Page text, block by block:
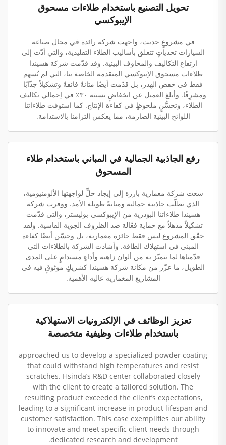
تحويل التصنيع باستخدام طلاءات مسحوق
الإيبوكسي
في مشروعٍ حديث، واجهت شركة رائدة في مجال صناعة
السيارات تحدياتٍ تتعلق بأساليب الطلاء التقليدية، والتي أدّت إلى
ارتفاع التكاليف والمخاوف البيئية. وقد قدّمت شركة هسيندا
طلاءات مسحوق الإيبوكسي المتقدمة الخاصة بنا، التي لم تُسهم
فقط في خفض الهدر، بل قدّمت أيضًا متانةً فائقةً وتشكيلاً جذّابًا
ومشرِقًا. وأبلغ العميل عن انخفاضٍ نسبته ٣٠٪ في إجمالي تكاليف
الطلاء، وتحسُّنٍ ملحوظٍ في كفاءة الإنتاج. كما استوفت طلاءاتنا
اللوائح البيئية الصارمة، مما يعكس التزامنا بالاستدامة.
رفع الجاذبية الجمالية في المباني باستخدام طلاء
المسحوق
سعت شركة معمارية بارزة إلى إيجاد حلٍّ لواجهتها الألومنيومية،
الذي تطلّب جاذبية جمالية ومتانةً طويلة الأمد. ووفرت شركة
هسيندا طلاءاتنا البودرية من الإيبوكسي-بوليستر، والتي قدّمت
تشكيلاً مذهلاً مع حماية فعّالة ضد الظروف الجوية القاسية. ولقد
حقّق المشروع ليس فقط جائزة معمارية، بل وحسّن أيضًا كفاءة
المبنى في استهلاك الطاقة. وأشادت الشركة بالطلاءات التي
قدّمناها لما تتميّز به من ألوان زاهية وأداءٍ مستدامٍ على المدى
الطويل، ما عزّز من مكانة شركة هسيندا كشريكٍ موثوقٍ فيه في
المشاريع المعمارية عالية الأهمية.
تعزيز الوظائف في الإلكترونيات الاستهلاكية
باستخدام طلاءات وظيفية متخصصة
approached us to develop a specialized powder coating
that could withstand high temperatures and resist
scratches. Hsinda’s R&D center collaborated closely
with the client to create a tailored solution. The
resulting product exceeded the client’s expectations,
leading to a significant increase in product lifespan and
customer satisfaction. This case exemplifies our ability
to innovate and meet specific client needs through
dedicated research and development.